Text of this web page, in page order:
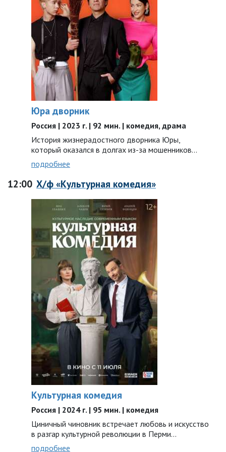
Юра дворник
Россия | 2023 г. | 92 мин. | комедия, драма
История жизнерадостного дворника Юры,
который оказался в долгах из-за мошенников…
подробнее
12:00 Х/ф «Культурная комедия»
Культурная комедия
Россия | 2024 г. | 95 мин. | комедия
Циничный чиновник встречает любовь и искусство
в разгар культурной революции в Перми...
подробнее